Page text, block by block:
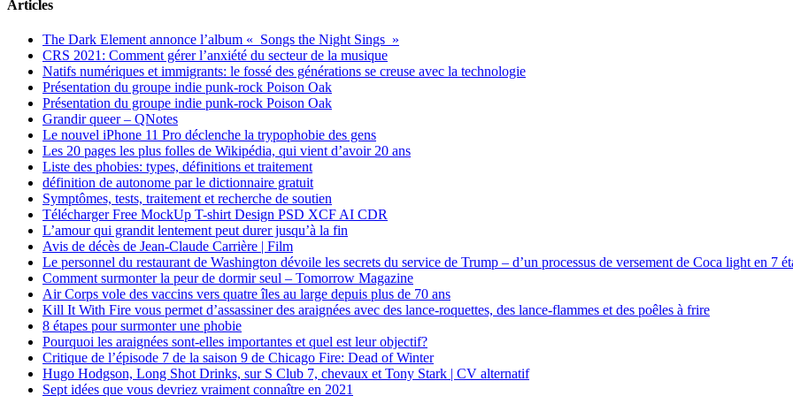
Articles
The Dark Element annonce l’album « Songs the Night Sings »
CRS 2021: Comment gérer l’anxiété du secteur de la musique
Natifs numériques et immigrants: le fossé des générations se creuse avec la technologie
Présentation du groupe indie punk-rock Poison Oak
Présentation du groupe indie punk-rock Poison Oak
Grandir queer – QNotes
Le nouvel iPhone 11 Pro déclenche la trypophobie des gens
Les 20 pages les plus folles de Wikipédia, qui vient d’avoir 20 ans
Liste des phobies: types, définitions et traitement
définition de autonome par le dictionnaire gratuit
Symptômes, tests, traitement et recherche de soutien
Télécharger Free MockUp T-shirt Design PSD XCF AI CDR
L’amour qui grandit lentement peut durer jusqu’à la fin
Avis de décès de Jean-Claude Carrière | Film
Le personnel du restaurant de Washington dévoile les secrets du service de Trump – d’un processus de versement de Coca light en 7
Comment surmonter la peur de dormir seul – Tomorrow Magazine
Air Corps vole des vaccins vers quatre îles au large depuis plus de 70 ans
Kill It With Fire vous permet d’assassiner des araignées avec des lance-roquettes, des lance-flammes et des poêles à frire
8 étapes pour surmonter une phobie
Pourquoi les araignées sont-elles importantes et quel est leur objectif?
Critique de l’épisode 7 de la saison 9 de Chicago Fire: Dead of Winter
Hugo Hodgson, Long Shot Drinks, sur S Club 7, chevaux et Tony Stark | CV alternatif
Sept idées que vous devriez vraiment connaître en 2021